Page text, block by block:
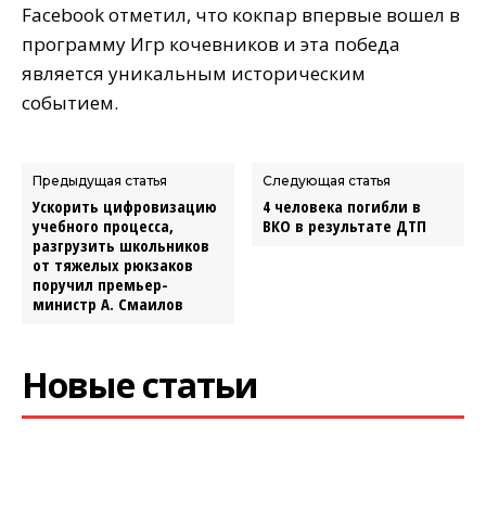
Facebook отметил, что кокпар впервые вошел в
программу Игр кочевников и эта победа
является уникальным историческим
событием.
Предыдущая статья
Ускорить цифровизацию
учебного процесса,
разгрузить школьников
от тяжелых рюкзаков
поручил премьер-
министр А. Смаилов
Следующая статья
4 человека погибли в
ВКО в результате ДТП
Новые статьи